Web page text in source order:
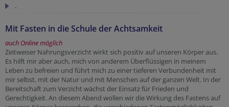
.
Mit Fasten in die Schule der Achtsamkeit
auch Online möglich
Zeitweiser Nahrungsverzicht wirkt sich positiv auf unseren Körper aus.
Es hilft mir aber auch, mich von anderem Überflüssigen in meinem
Leben zu befreien und führt mich zu einer tieferen Verbundenheit mit
mir selbst, mit der Natur und mit Menschen auf der ganzen Welt. In der
Bereitschaft zum Verzicht wächst der Einsatz für Frieden und
Gerechtigkeit. An diesem Abend wollen wir die Wirkung des Fastens auf